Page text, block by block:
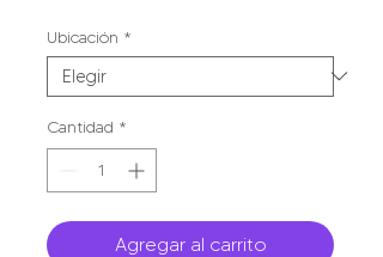
Ubicación *
Cantidad *
Agregar al carrito